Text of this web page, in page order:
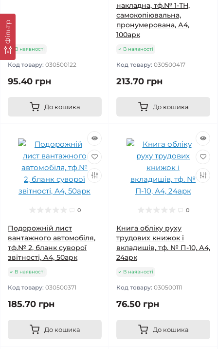
Фільтр
В наявності
Код товару: 030500122
95.40 грн
До кошика
накладна, тф.№ 1-ТН,
самокопіювальна,
пронумерована, А4,
100арк
В наявності
Код товару: 030500417
213.70 грн
До кошика
0
Подорожній лист
вантажного автомобіля,
тф.№ 2, бланк суворої
звітності, А4, 50арк
В наявності
Код товару: 030500371
185.70 грн
До кошика
0
Книга обліку руху
трудових книжок і
вкладишів, тф. № П-10, А4,
24арк
В наявності
Код товару: 030500111
76.50 грн
До кошика